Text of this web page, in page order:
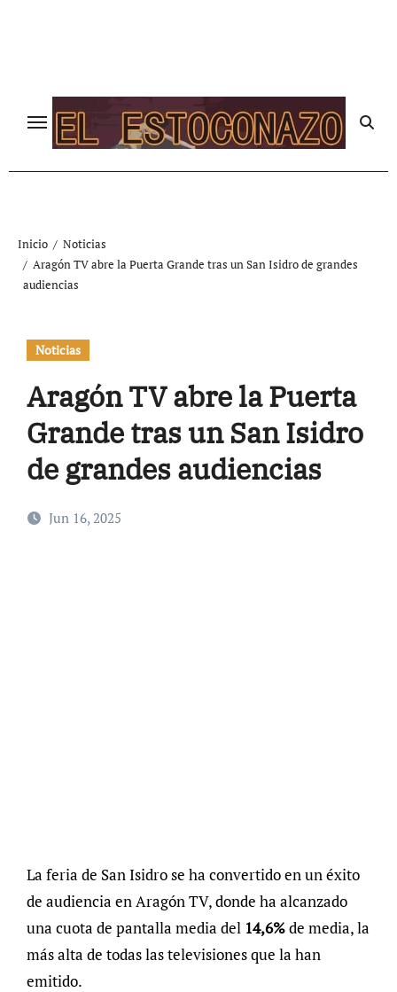
Inicio
Noticias
Aragón TV abre la Puerta Grande tras un San Isidro de grandes
audiencias
Noticias
Aragón TV abre la Puerta
Grande tras un San Isidro
de grandes audiencias
Jun 16, 2025
La feria de San Isidro se ha convertido en un éxito
de audiencia en Aragón TV, donde ha alcanzado
una cuota de pantalla media del 14,6%de media, la
más alta de todas las televisiones que la han
emitido.